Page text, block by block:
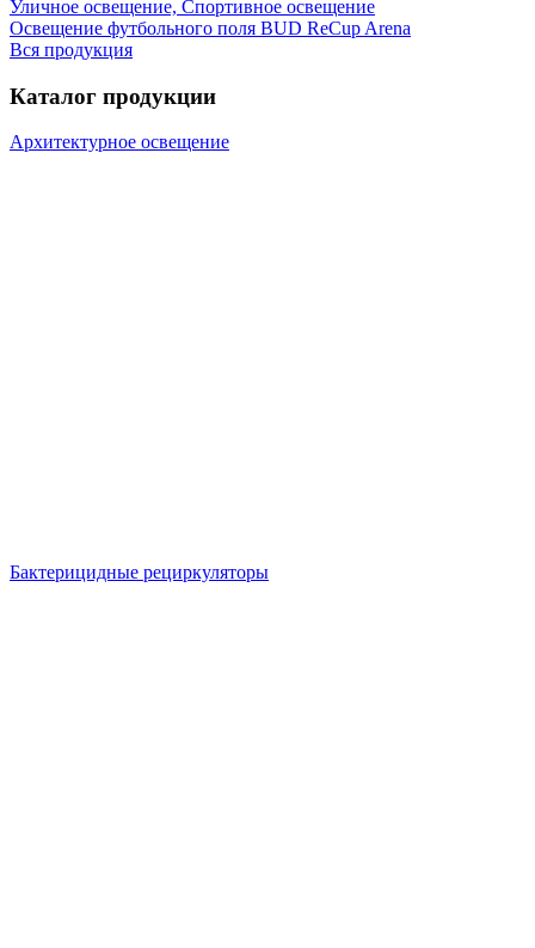
Уличное освещение, Спортивное освещение
Освещение футбольного поля BUD ReCup Arena
Вся продукция
Каталог продукции
Архитектурное освещение
Бактерицидные рециркуляторы